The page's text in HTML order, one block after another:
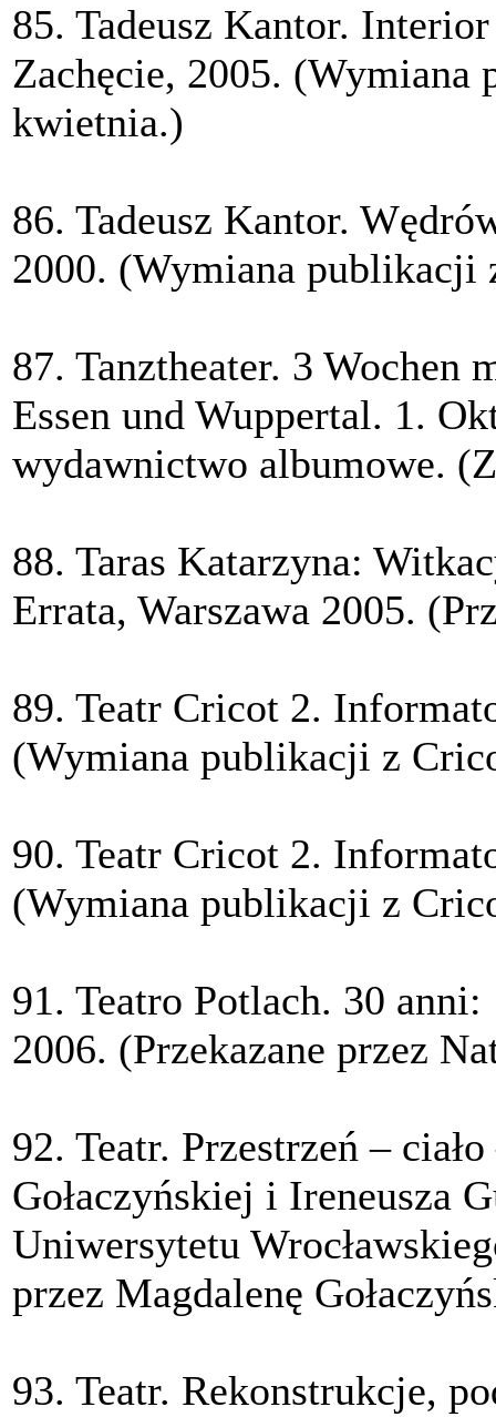
85. Tadeusz Kantor.
Zachęcie, 2005.
kwietnia.)
86. Tadeusz Kantor.
2000. (Wymiana publikacji
87. Tanztheater. 3 Wochen
Essen und Wuppertal. 1.
wydawnictwo albumowe.
88. Taras Katarzyna:
Errata, Warszawa 2005.
89. Teatr Cricot 2.
(Wymiana publikacji z
90. Teatr Cricot 2.
(Wymiana publikacji z
91. Teatro Potlach. 30
2006. (Przekazane przez
92. Teatr. Przestrzeń –
Gołaczyńskiej i Ireneusza
Uniwersytetu
przez Magdalenę
93. Teatr. Rekonstrukcje,